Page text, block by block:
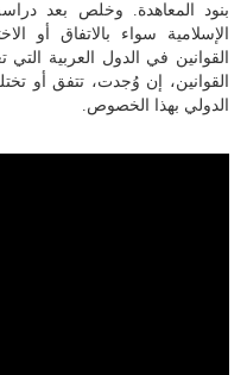
بنود المعاهدة. وخلص بعد
الإسلامية سواء بالاتفاق أو
القوانين في الدول العربية
القوانين، إن وُجدت، تتفق أو
الدولي بهذا الخصوص.